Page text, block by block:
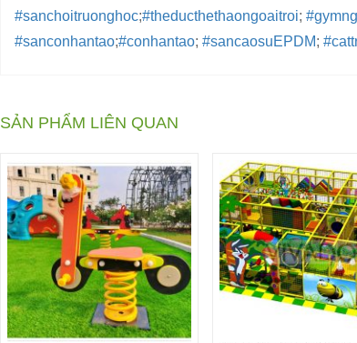
#sanchoitruonghoc;#theducthethaongoaitroi;
#sanconhantao;#conhantao; #sancaosuEPDM;
SẢN PHẨM LIÊN QUAN